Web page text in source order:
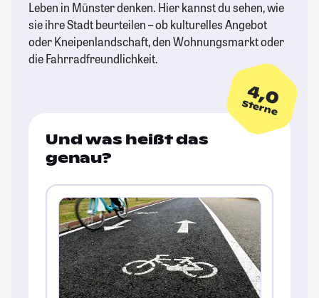
Leben in Münster denken. Hier kannst du sehen, wie
sie ihre Stadt beurteilen – ob kulturelles Angebot
oder Kneipenlandschaft, den Wohnungsmarkt oder
die Fahrradfreundlichkeit.
4,0
Sterne
Und was heißt das
genau?